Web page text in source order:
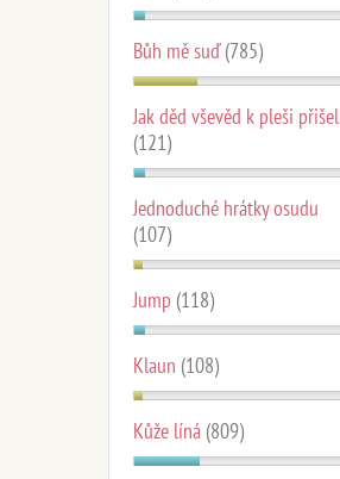
Bůh mě suď (785)
Jak děd vševěd k pleši přišel
(121)
Jednoduché hrátky osudu
(107)
Jump (118)
Klaun (108)
Kůže líná (809)